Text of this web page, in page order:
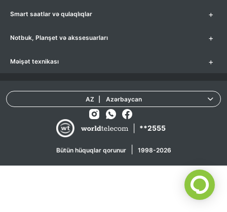
Smart saatlar və qulaqlıqlar +
Notbuk, Planşet və akssesuarları +
Məişət texnikası +
**2555
Bütün hüquqlar qorunur 1998-2026
AZ Azərbaycan